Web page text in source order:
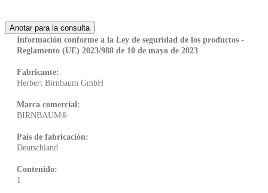
Información conforme a la Ley de seguridad de los productos -
Reglamento (UE) 2023/988 de 10 de mayo de 2023
Fabricante:
Herbert Birnbaum GmbH
Marca comercial:
BIRNBAUM®
País de fabricación:
Deutschland
Contenido:
1